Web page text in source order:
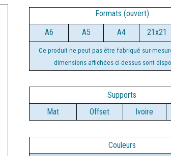
Formats (ouvert)
A6
A5 A4 21x21
Ce produit ne peut pas être fabriqué sur-
dimensions affichées ci-dessus sont
Supports
Mat
Offset Ivoire
Couleurs